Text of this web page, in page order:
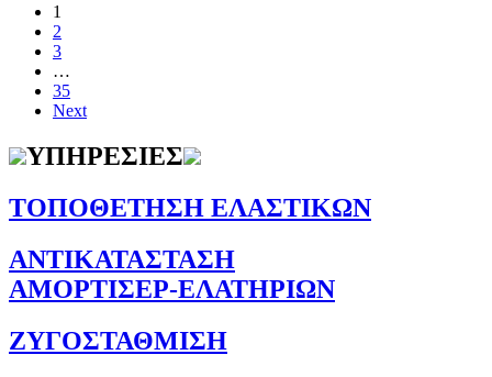
1
2
3
…
35
Next
ΥΠΗΡΕΣΙΕΣ
ΤΟΠΟΘΕΤΗΣΗ ΕΛΑΣΤΙΚΩΝ
ΑΝΤΙΚΑΤΑΣΤΑΣΗ
ΑΜΟΡΤΙΣΕΡ-ΕΛΑΤΗΡΙΩΝ
ΖΥΓΟΣΤΑΘΜΙΣΗ